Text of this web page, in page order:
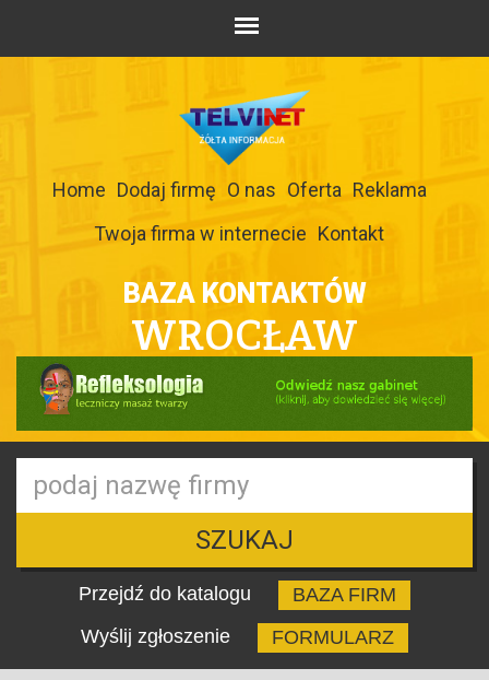
Home Dodaj firmę O nas Oferta Reklama
Twoja firma w internecie Kontakt
BAZA KONTAKTÓW
WROCŁAW
SZUKAJ
Przejdź do katalogu
BAZA FIRM
Wyślij zgłoszenie
FORMULARZ